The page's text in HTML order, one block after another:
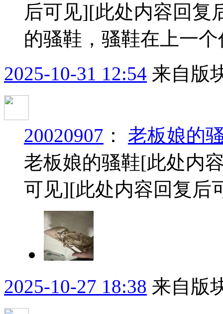
后可见][此处内容回复
的骚鞋，骚鞋在上一
2025-10-31 12:54 来自版
20020907 ： 老板娘的
老板娘的骚鞋[此处内
可见][此处内容回复后
2025-10-27 18:38 来自版